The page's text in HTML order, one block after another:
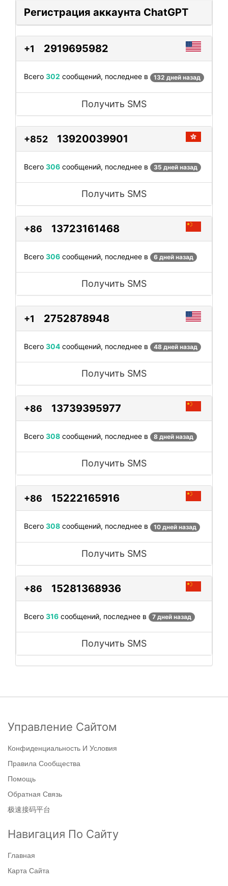
Регистрация аккаунта ChatGPT
+1 2919695982
Всего 302 сообщений, последнее в 132 дней назад
Получить SMS
+852 13920039901
Всего 306 сообщений, последнее в 35 дней назад
Получить SMS
+86 13723161468
Всего 306 сообщений, последнее в 6 дней назад
Получить SMS
+1 2752878948
Всего 304 сообщений, последнее в 48 дней назад
Получить SMS
+86 13739395977
Всего 308 сообщений, последнее в 8 дней назад
Получить SMS
+86 15222165916
Всего 308 сообщений, последнее в 10 дней назад
Получить SMS
+86 15281368936
Всего 316 сообщений, последнее в 7 дней назад
Получить SMS
Управление Сайтом
Конфиденциальность И Условия
Правила Сообщества
Помощь
Обратная Связь
极速接码平台
Навигация По Сайту
Главная
Карта Сайта